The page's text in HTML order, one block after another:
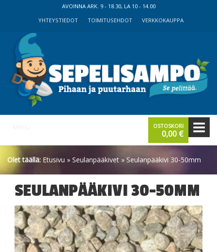
AVOINNA ARK. 9 - 18.30, LA 10 - 14.00
YHTEYSTIEDOT
TOIMITUSEHDOT VERKKOKAUPPA
OSTOSKORI
0,00 €
Olet täällä: Etusivu » Seulanpääkivet » Seulanpääkivi 30-50mm
SEULANPÄÄKIVI 30-50MM